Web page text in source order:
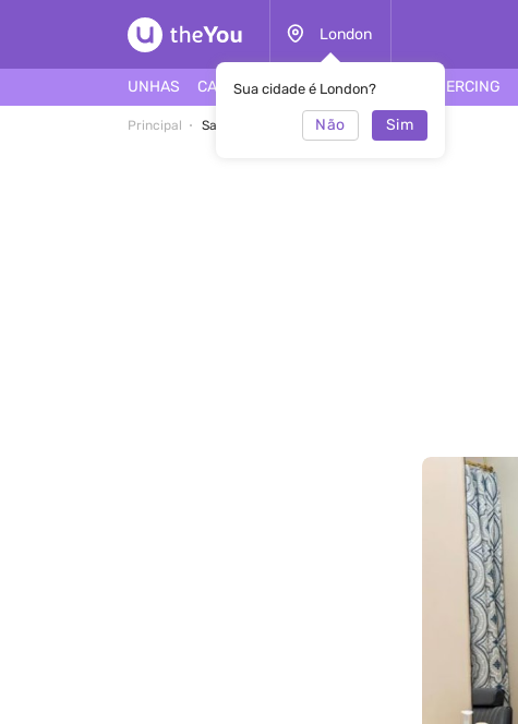
London
Sua cidade é London?
Não Sim
UNHAS CABELO ROSTO TATUAGEM PIERCING
Principal Salão Brow Gallery